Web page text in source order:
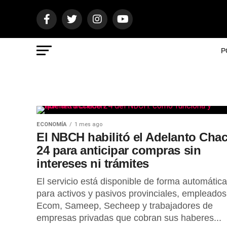
ECONOMÍA 1 mes ago
El NBCH habilitó el Adelanto
24 para anticipar compras sin
intereses ni trámites
El servicio está disponible de forma automática
para activos y pasivos provinciales,
Ecom, Sameep, Secheep y trabajadores de
empresas privadas que cobran sus haberes...